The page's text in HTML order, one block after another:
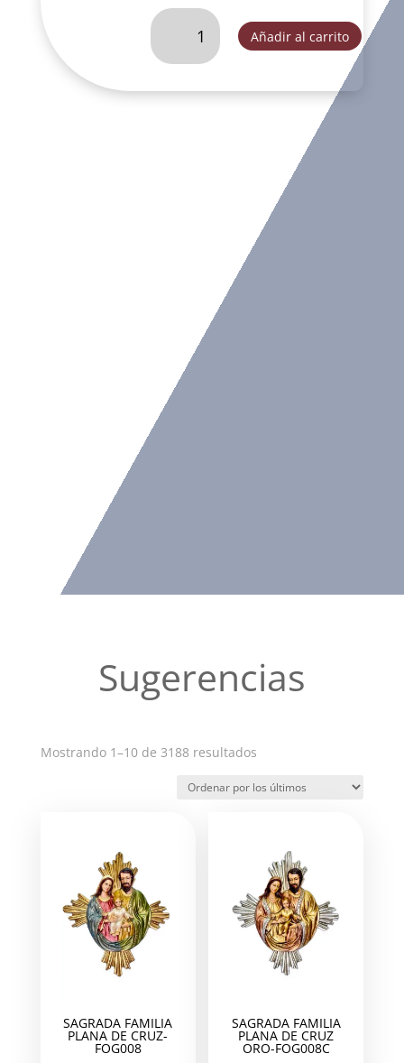
ARCANGEL
CON
ORO
Añadir al carrito
Sugerencias
Mostrando 1–10 de 3188 resultadosOrdenado
los
SAGRADA FAMILIA
PLANA DE CRUZ-
FOG008
SAGRADA FAMILIA
PLANA DE CRUZ
ORO-FOG008C